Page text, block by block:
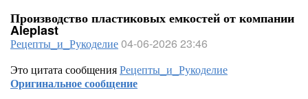
Производство пластиковых емкостей от компании
Aleplast
Рецепты_и_Рукоделие04-06-2026 23:46
Это цитата сообщенияРецепты_и_Рукоделие
Оригинальное сообщение